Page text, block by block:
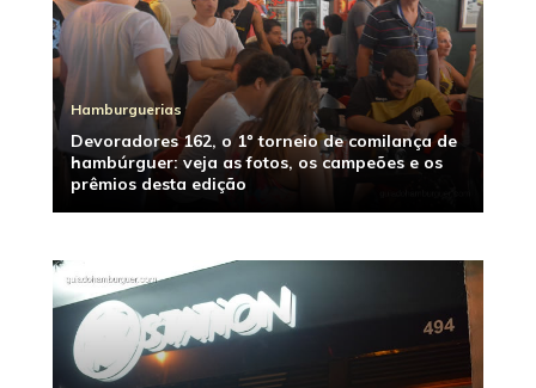
Hamburguerias
Devoradores 162, o 1º torneio de comilança de
hambúrguer: veja as fotos, os campeões e os
prêmios desta edição